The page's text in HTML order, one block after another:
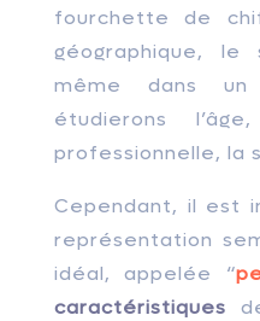
fourchette de
géographique, le
même dans un
étudierons
professionnelle, la
Cependant, il est
représentation
idéal, appelée “
caractéristiques